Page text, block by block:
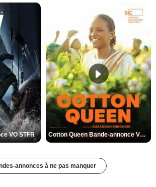
VO STFR Cotton Queen Bande-annonce VO STFR
annonces à ne pas manquer